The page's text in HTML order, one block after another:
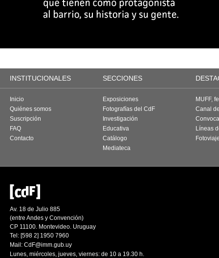
INSTITUCIONALES SECCIONES
Inicio
Quiénes somos
Suscripción
FAQ
Contacto
Exposiciones
Fotografías del CdF
Investigación
Educativa
Catálogo
Mediateca
MUFF,
Canal
Líneas
Av. 18 de Julio 885
(entre Andes y Convención)
CP 11100. Montevideo. Uruguay
Tel: [598 2] 1950 7960
Mail: CdF@imm.gub.uy
Lunes, miércoles, jueves, viernes: de 10 a 19.30 h.